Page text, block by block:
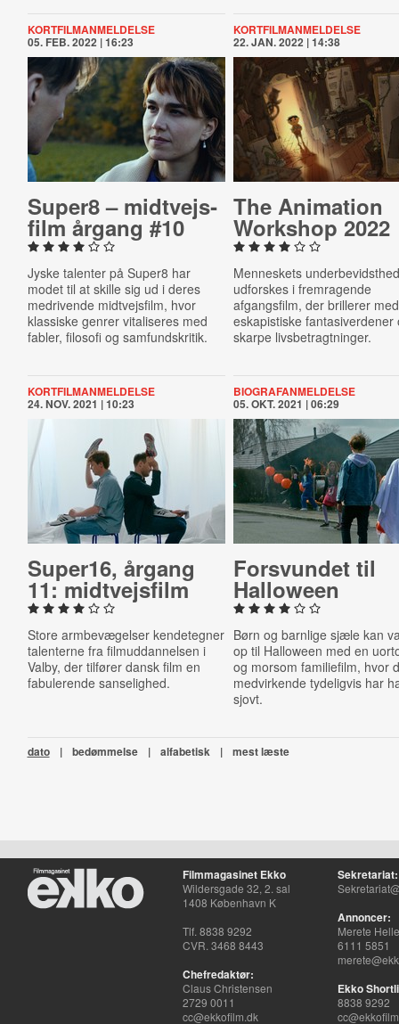
KORTFILMANMELDELSE
05. FEB. 2022 | 16:23
Super8 – midt­vejs­
film årgang #10
Jyske talenter på Super8 har
modet til at skille sig ud i deres
medrivende midtvejsfilm, hvor
klassiske genrer vitaliseres med
fabler, filosofi og samfundskritik.
KORTFILMANMELDELSE
22. JAN. 2022 | 14:38
The Animation
Workshop 2022
Menneskets
udforskes i fremragende
afgangsfilm, der brillerer med
eskapistiske fantasiverdener
skarpe livsbetragtninger.
KORTFILMANMELDELSE
24. NOV. 2021 | 10:23
Super16, årgang
11: midt­vejs­film
Store armbevægelser kendetegner
talenterne fra filmuddannelsen i
Valby, der tilfører dansk film en
fabulerende sanselighed.
BIOGRAFANMELDELSE
05. OKT. 2021 | 06:29
For­s­vun­det til
Halloween
Børn og barnlige sjæle kan
op til Halloween med en
og morsom familiefilm, hvor
medvirkende tydeligvis har
sjovt.
dato | bedømmelse | alfabetisk | mest læste
Filmmagasinet Ekko
Wildersgade 32, 2. sal
1408 København K
Tlf. 8838 9292
CVR. 3468 8443
Chefredaktør:
Claus Christensen
2729 0011
cc@ekkofilm.dk
Sekretariat:
Annoncer:
Merete
6111 5851
Ekko
8838 9292